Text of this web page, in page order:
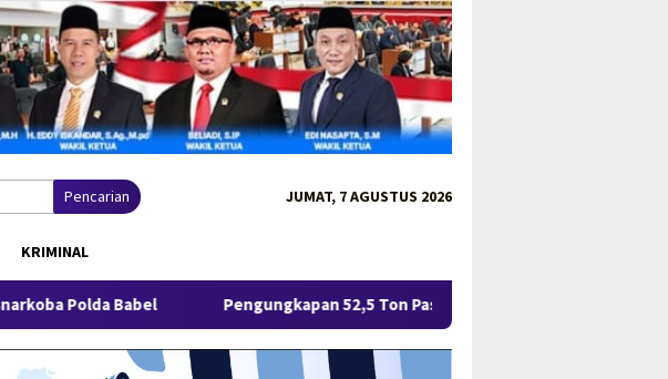
Pencarian JUMAT, 7 AGUSTUS 2026
KRIMINAL
Pengungkapan 52,5 Ton Pasir Timah Ilegal di Belitung Berlanjut, Empat Orang